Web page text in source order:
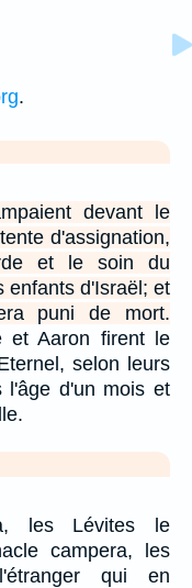
.
devant le
d'assignation,
et le soin du
enfants d'Israël; et
puni de mort.
et Aaron firent le
selon leurs
l'âge d'un mois et
les Lévites le
campera, les
qui en